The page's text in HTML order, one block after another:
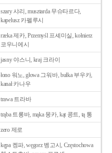
szary 샤리, musztarda 무슈타르다,
kapelusz 카펠루시
rzeka 제카, Przemyśl 프셰미실, kołnierz
코우니에시
jasny 야스니, kraj 크라이
łono 워노, głowa 그워바, bułka 부우카,
kanał 카나우
trawa 트라바
trąba 트롱바, mąka 몽카, kąt 콩트, tą 통
zero 제로
kępa 켕파, węgorz 벵고시, Częstochowa